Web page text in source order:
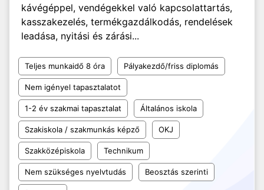
kávégéppel, vendégekkel való kapcsolattartás,
kasszakezelés, termékgazdálkodás, rendelések
leadása, nyitási és zárási...
Teljes munkaidő 8 óra Pályakezdő/friss diplomás
Nem igényel tapasztalatot
1-2 év szakmai tapasztalat Általános iskola
Szakiskola / szakmunkás képző OKJ
Szakközépiskola Technikum
Nem szükséges nyelvtudás Beosztás szerinti